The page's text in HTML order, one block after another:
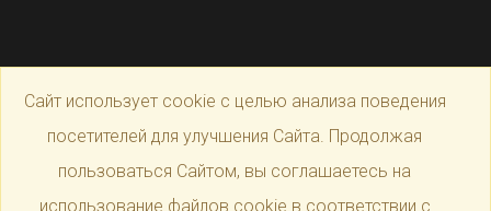
Сайт использует cookie с целью анализа поведения
посетителей для улучшения Сайта. Продолжая
пользоваться Сайтом, вы соглашаетесь на
использование файлов cookie в соответствии с